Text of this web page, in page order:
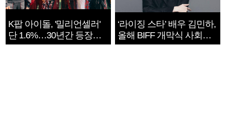
K팝 아이돌, '밀리언셀러'
단 1.6%…30년간 등장
1182개팀 전수조사
‘라이징 스타’ 배우 김민하,
올해 BIFF 개막식 사회자
확정